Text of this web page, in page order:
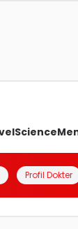
Science
Profil Dokter